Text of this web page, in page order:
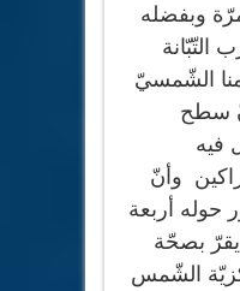
وبفضله
الشّمسيّ
سطح
فيه
وأنّ
حوله أربعة
يقرّ بصحّة
الشّمس